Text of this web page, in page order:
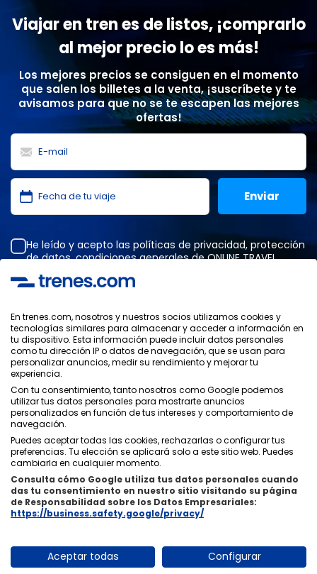
Viajar en tren es de listos, ¡comprarlo
al mejor precio lo es más!
Los mejores precios se consiguen en el momento
que salen los billetes a la venta, ¡suscríbete y te
avisamos para que no se te escapen las mejores
ofertas!
He leído y acepto las políticas de privacidad, protección
de datos,condiciones generalesde ONLINE TRAVEL
Política de Privacidad
Condiciones Generales
Política de Cookies
Aviso Legal
Quiénes Somos ixigo
Copyright © Trenes.com. Todos los derechos reservados.
En trenes.com, nosotros y nuestros socios utilizamos cookies y
tecnologías similares para almacenar y acceder a información en
tu dispositivo. Esta información puede incluir datos personales
como tu dirección IP o datos de navegación, que se usan para
personalizar anuncios, medir su rendimiento y mejorar tu
experiencia.
Con tu consentimiento, tanto nosotros como Google podemos
utilizar tus datos personales para mostrarte anuncios
personalizados en función de tus intereses y comportamiento de
navegación.
Puedes aceptar todas las cookies, rechazarlas o configurar tus
preferencias. Tu elección se aplicará solo a este sitio web. Puedes
cambiarla en cualquier momento.
Consulta cómo Google utiliza tus datos personales cuando
das tu consentimiento en nuestro sitio visitando su página
de Responsabilidad sobre los Datos Empresariales:
https://business.safety.google/privacy/
Aceptar todas Configurar